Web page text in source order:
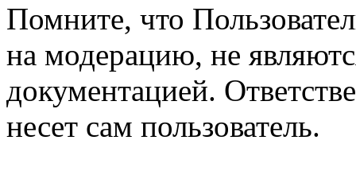
Помните, что
на модерацию, не
документацией.
несет сам пользователь.